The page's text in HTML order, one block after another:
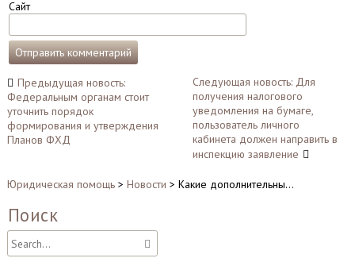
Сайт
Навигация
по
записям
Предыдущая новость:
Федеральным органам стоит
уточнить порядок
формирования и утверждения
Планов ФХД
Следующая новость: Для
получения налогового
уведомления на бумаге,
пользователь личного
кабинета должен направить в
инспекцию заявление
Юридическая помощь> Новости > Какие дополнительны…
Поиск